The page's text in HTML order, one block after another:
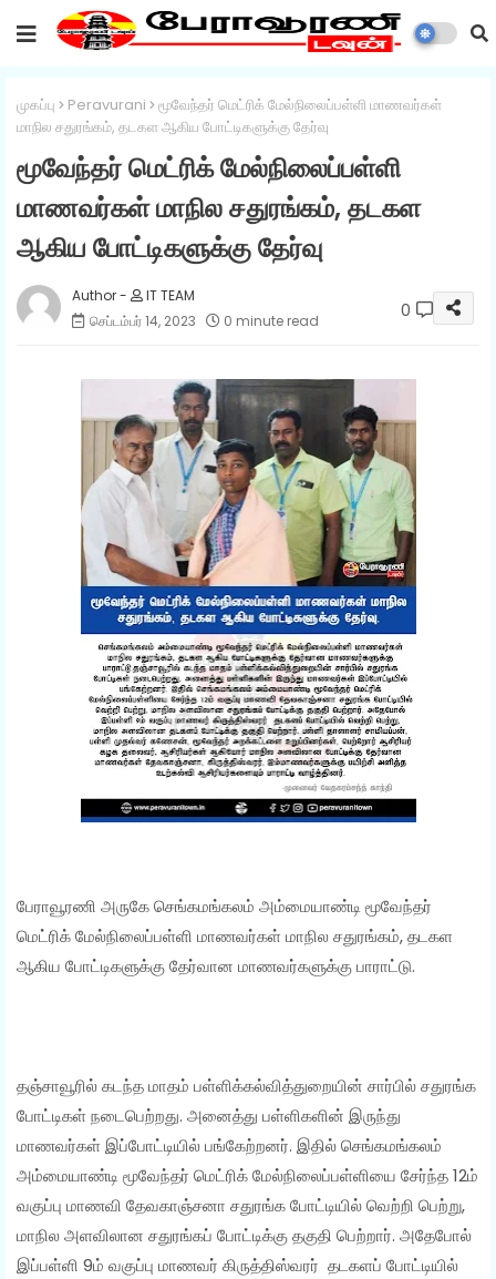
முகப்பு Peravurani
மூவேந்தர் மெட்ரிக் மேல்நிலைப்பள்ளி மாணவர்கள்
மாநில சதுரங்கம், தடகள ஆகிய போட்டிகளுக்கு தேர்வு
மூவேந்தர் மெட்ரிக் மேல்நிலைப்பள்ளி
மாணவர்கள் மாநில சதுரங்கம், தடகள
ஆகிய போட்டிகளுக்கு தேர்வு
IT TEAM
செப்டம்பர் 14, 2023
0 minute read 0
பேராவூரணி அருகே செங்கமங்கலம் அம்மையாண்டி மூவேந்தர்
மெட்ரிக் மேல்நிலைப்பள்ளி மாணவர்கள் மாநில சதுரங்கம், தடகள
ஆகிய போட்டிகளுக்கு தேர்வான மாணவர்களுக்கு பாராட்டு.
தஞ்சாவூரில் கடந்த மாதம் பள்ளிக்கல்வித்துறையின் சார்பில் சதுரங்க
போட்டிகள் நடைபெற்றது. அனைத்து பள்ளிகளின் இருந்து
மாணவர்கள் இப்போட்டியில் பங்கேற்றனர். இதில் செங்கமங்கலம்
அம்மையாண்டி மூவேந்தர் மெட்ரிக் மேல்நிலைப்பள்ளியை சேர்ந்த 12ம்
வகுப்பு மாணவி தேவகாஞ்சனா சதுரங்க போட்டியில் வெற்றி பெற்று,
மாநில அளவிலான சதுரங்கப் போட்டிக்கு தகுதி பெற்றார். அதேபோல்
இப்பள்ளி 9ம் வகுப்பு மாணவர் கிருத்திஸ்வரர் தடகளப் போட்டியில்